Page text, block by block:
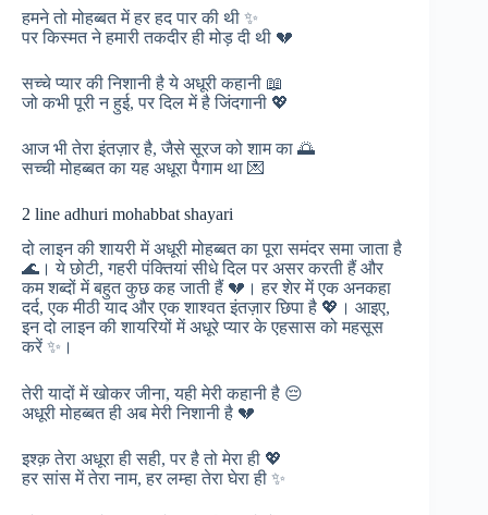
हमने तो मोहब्बत में हर हद पार की थी ✨
पर किस्मत ने हमारी तकदीर ही मोड़ दी थी 💔
सच्चे प्यार की निशानी है ये अधूरी कहानी 📖
जो कभी पूरी न हुई, पर दिल में है जिंदगानी 💖
आज भी तेरा इंतज़ार है, जैसे सूरज को शाम का 🌅
सच्ची मोहब्बत का यह अधूरा पैगाम था 💌
2 line adhuri mohabbat shayari
दो लाइन की शायरी में अधूरी मोहब्बत का पूरा समंदर समा जाता है
🌊। ये छोटी, गहरी पंक्तियां सीधे दिल पर असर करती हैं और
कम शब्दों में बहुत कुछ कह जाती हैं 💔। हर शेर में एक अनकहा
दर्द, एक मीठी याद और एक शाश्वत इंतज़ार छिपा है 💖। आइए,
इन दो लाइन की शायरियों में अधूरे प्यार के एहसास को महसूस
करें ✨।
तेरी यादों में खोकर जीना, यही मेरी कहानी है 😔
अधूरी मोहब्बत ही अब मेरी निशानी है 💔
इश्क़ तेरा अधूरा ही सही, पर है तो मेरा ही 💖
हर सांस में तेरा नाम, हर लम्हा तेरा घेरा ही ✨